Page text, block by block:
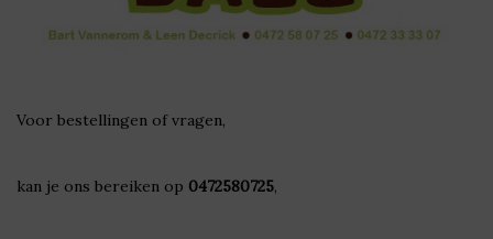
Voor bestellingen of vragen,
kan je ons bereiken op 0472580725,